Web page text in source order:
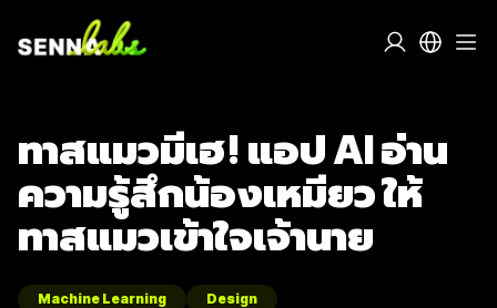
ทาสแมวมีเฮ! แอป AI อ่าน
ความรู้สึกน้องเหมียว ให้
ทาสแมวเข้าใจเจ้านาย
Machine Learning
Design